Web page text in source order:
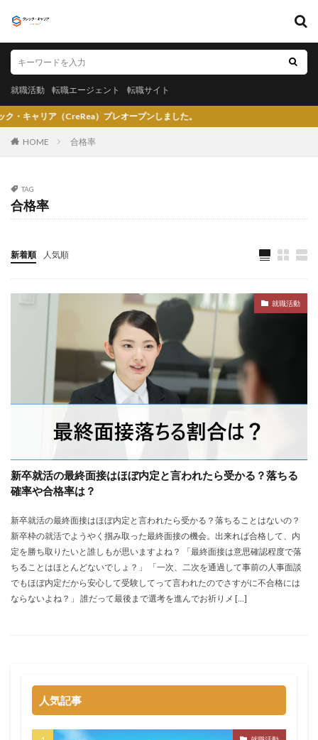
就職活動 転職エージェント 転職サイト
CreRea）プレオープンしました。
HOME 合格率
TAG
合格率
新着順 人気順
就職活動
新卒就活の最終面接はほぼ内定と言われたら受かる？落ちる
確率や合格率は？
新卒就活の最終面接はほぼ内定と言われたら受かる？落ちることはないの？
新卒枠の就活でようやく掴み取った最終面接の機会。出来れば合格して、内
定を勝ち取りたいと誰しもが思いますよね？ 「最終面接は意思確認程度で落
ちることはほとんどないでしょ？」 「一次、二次を通過して事前の人事面談
でもほぼ内定だから安心して受験してって言われたのでさすがに不合格には
ならないよね？」 誰だって最後まで選考を進んでお祈りメ […]
人気記事
就職活動 転職エージェント 転職サイト
カテゴリー
〇〇力
大手 就活サイト
就活塾
履歴書 性格一覧
心理テスト
後悔 強みが見つからない
平均年収
平均 就職浪人
就職
就職支援先
就職情報サイト
就職出来る
就職カレッジ
就職shop 大学院
大企業
怪しい
優良企業 内定の割合
内定が欲しい
内定がもらえない
内定がない
内定がすぐ出る企業
内定出るのが早い
倍率が低い
信頼できる
何個
何がしたいかわからない
体験談
体育会系
内定をもらいやすい
内定欲しい
初めて
性格診断アプリ
情報系学部
会社辞めたい
若者
誰でも受かる業界
評判